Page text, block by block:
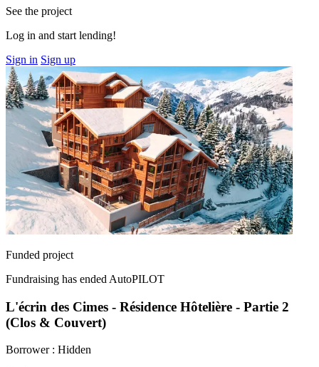
See the project
Log in and start lending!
Sign in Sign up
Funded project
Fundraising has ended AutoPILOT
L'écrin des Cimes - Résidence Hôtelière - Partie 2
(Clos & Couvert)
Borrower : Hidden